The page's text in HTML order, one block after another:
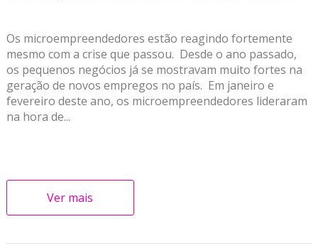
Os microempreendedores estão reagindo fortemente
mesmo com a crise que passou. Desde o ano passado,
os pequenos negócios já se mostravam muito fortes na
geração de novos empregos no país. Em janeiro e
fevereiro deste ano, os microempreendedores lideraram
na hora de...
Ver mais